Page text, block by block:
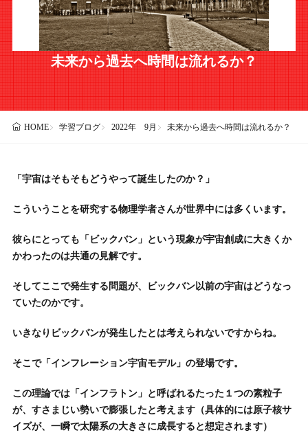
未来から過去へ時間は流れるか？
HOME 学習ブログ 2022年 9月 未来から過去へ時間は流れるか？
「宇宙はそもそもどうやって誕生したのか？」
こういうことを研究する物理学者さんが世界中には多くいます。
彼らにとっても「ビックバン」という現象が宇宙創成に大きくか
かわったのは共通の見解です。
そしてここで発生する問題が、ビックバン以前の宇宙はどうなっ
ていたのかです。
いきなりビックバンが発生したとは考えられないですからね。
そこで「インフレーション宇宙モデル」の登場です。
この理論では「インフラトン」と呼ばれるたった１つの素粒子
が、すさまじい勢いで膨張したと考えます（具体的には原子核サ
イズが、一瞬で太陽系の大きさに成長すると想定されます）